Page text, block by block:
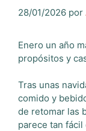
28/01/2026 por
Enero un año
propósitos y
Tras unas
comido y
de retomar las
parece tan